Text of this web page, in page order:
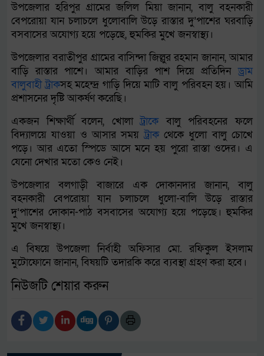
উপজেলার হরিপুর গ্রামের জলিল মিয়া জানান, বালু বহনকারী
বেপরোয়া যান চলাচলে ধুলোবালি উড়ে রাস্তার দু’পাশের ঘরবাড়ি
বসবাসের অযোগ্য হয়ে পড়েছে, হুমকির মুখে জনস্বাস্থ্য।
উপজেলার বরাতীপুর গ্রামের বাসিন্দা জিল্লুর রহমান জানান, আমার
বাড়ি রাস্তার পাশে। আমার বাড়ির পাশ দিয়ে প্রতিদিনড্রাম
বালুবাহী ট্রাকসহ মহেন্দ্র গাড়ি দিয়ে মাটি বালু পরিবহন হয়। আমি
প্রশাসনের দৃষ্টি আকর্ষণ করেছি।
একজন শিক্ষার্থী বলেন, খোলাট্রাকে বালু পরিবহনের ফলে
বিদ্যালয়ে যাওয়া ও আসার সময়ট্রাকথেকে ধুলো বালু চোখে
পড়ে। আর এতো স্পিডে আসে মনে হয় পুরো রাস্তা ওদের। এ
যেনো দেখার মতো কেও নেই।
উপজেলার বলগাড়ী বাজারে এক দোকানদার জানান, বালু
বহনকারী বেপরোয়া যান চলাচলে ধুলো-বালি উড়ে রাস্তার
দু’পাশের দোকান-পাঠ বসবাসের অযোগ্য হয়ে পড়েছে। হুমকির
মুখে জনস্বাস্থ্য।
এ বিষয়ে উপজেলা নির্বাহী অফিসার মো. রফিকুল ইসলাম
মুটোফোনে জানান, বিষয়টি তদারকি করে ব্যবস্থা গ্রহণ করা হবে।
নিউজটি শেয়ার করুন